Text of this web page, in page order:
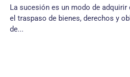
La sucesión es un modo de
el traspaso de bienes, derechos y
de...